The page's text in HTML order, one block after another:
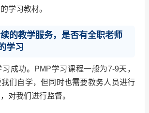
学习教材。
的教学服务，是否有全职老师
学习
成功。PMP学习课程一般为7-9天，
们自学，但同时也需要教务人员进行
对我们进行监督。